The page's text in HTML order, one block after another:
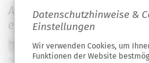
Archäotechnisches
e.V.
Datenschutzhinweise &
Einstellungen
Wir verwenden Cookies, um
Funktionen der Website